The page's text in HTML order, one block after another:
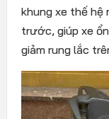
khung xe thế hệ
trước, giúp xe
giảm rung lắc